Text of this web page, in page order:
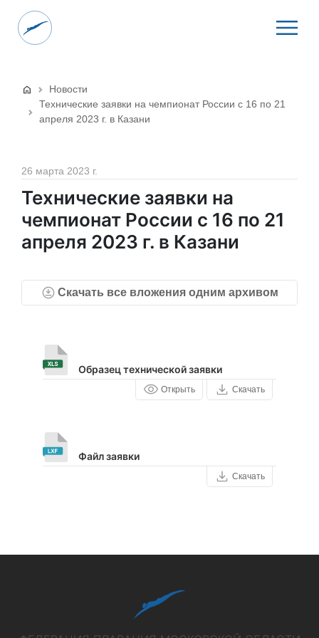
Новости
Технические заявки на чемпионат России с 16 по 21
апреля 2023 г. в Казани
26 марта 2023 г.
Технические заявки на
чемпионат России с 16 по 21
апреля 2023 г. в Казани
Скачать все вложения одним архивом
Образец технической заявки
Открыть Скачать
Файл заявки
Скачать